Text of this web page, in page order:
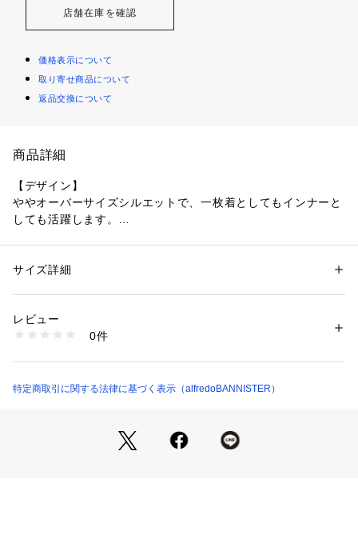
店舗在庫を確認
価格表示について
取り寄せ商品について
返品交換について
商品詳細
【デザイン】
ややオーバーサイズシルエットで、一枚着としてもインナーと
しても活躍します。
【コーディネート】
プなど合わせを選ばないのもポイント。
性別：メンズ
素材：コットン100%
洗濯：洗濯機可
※詳しい洗濯方法については、商品の品質表示タグをご覧ください
00440021022 （ショップ）
サイズ詳細
レビュー
0件
特定商取引に関する法律に基づく表示（alfredoBANNISTER）